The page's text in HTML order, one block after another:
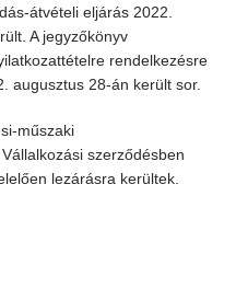
átvételi eljárás 2022.
A jegyzőkönyv
rendelkezésre
augusztus 28-án került sor.
műszaki
szerződésben
lezárásra kerültek.